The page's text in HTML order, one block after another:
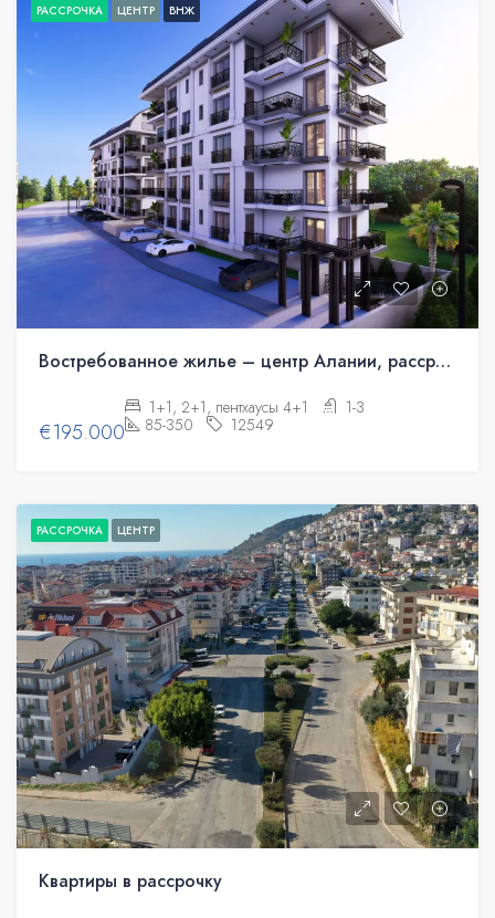
РАССРОЧКА ЦЕНТР ВНЖ
Востребованное жилье – центр Алании, рассрочка
€195.000
1+1, 2+1, пентхаусы 4+1
1-3
85-350
12549
РАССРОЧКА ЦЕНТР
Квартиры в рассрочку